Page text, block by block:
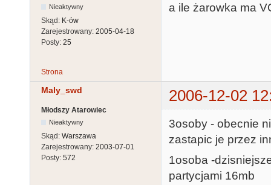
Nieaktywny
Skąd: K-ów
Zarejestrowany: 2005-04-18
Posty: 25
a ile żarowka ma
Strona
Maly_swd 2006-12-02
Młodszy Atarowiec
Nieaktywny
Skąd: Warszawa
Zarejestrowany: 2003-07-01
Posty: 572
3osoby - obecnie
zastapic je przez
1osoba -
partycjami 16mb